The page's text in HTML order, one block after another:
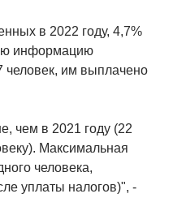
в 2022 году, 4,7%
информацию
человек, им выплачено
чем в 2021 году (22
Максимальная
человека,
уплаты налогов)", -